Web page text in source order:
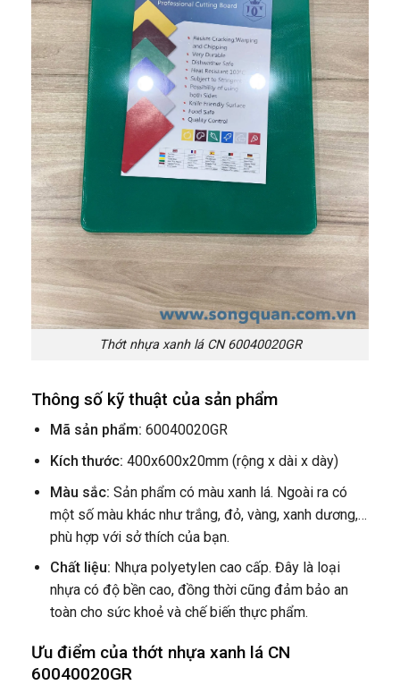
Thớt nhựa xanh lá CN 60040020GR
Thông số kỹ thuật của sản phẩm
Mã sản phẩm: 60040020GR
Kích thước: 400x600x20mm (rộng x dài x dày)
Màu sắc: Sản phẩm có màu xanh lá. Ngoài ra có
một số màu khác như trắng, đỏ, vàng, xanh dương,…
phù hợp với sở thích của bạn.
Chất liệu: Nhựa polyetylen cao cấp. Đây là loại
nhựa có độ bền cao, đồng thời cũng đảm bảo an
toàn cho sức khoẻ và chế biến thực phẩm.
Ưu điểm của thớt nhựa xanh lá CN
60040020GR